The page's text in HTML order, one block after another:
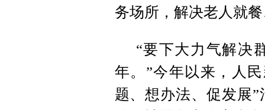
务场所，解决老人就
“要下大力气解决
年。”今年以来，人
题、想办法、促发展